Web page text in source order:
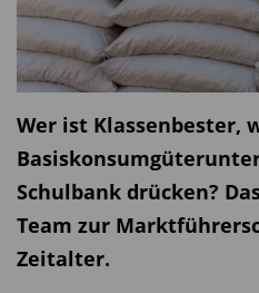
Wer ist Klassenbester,
Schulbank drücken?
Team zur
Zeitalter.